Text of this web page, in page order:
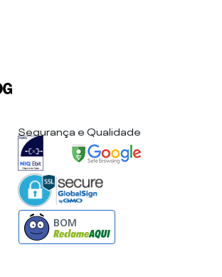
Segurança e Qualidade
BOM